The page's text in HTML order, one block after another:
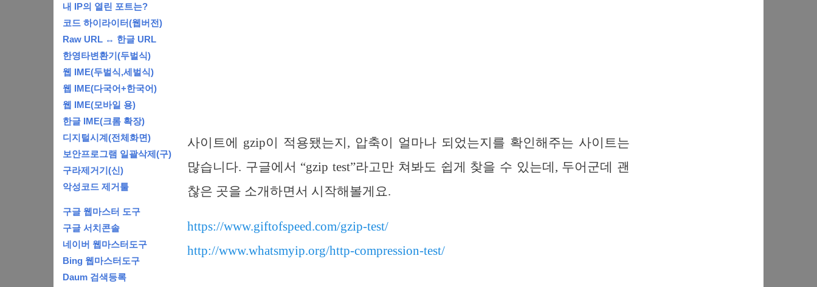
사이트에 gzip이 적용됐는지, 압축이 얼마나 되었는지를 확인해주는 사이트는
많습니다. 구글에서 “gzip test”라고만 쳐봐도 쉽게 찾을 수 있는데, 두어군데 괜
찮은 곳을 소개하면서 시작해볼게요.
https://www.giftofspeed.com/gzip-test/
http://www.whatsmyip.org/http-compression-test/
내 IP의 열린 포트는?
코드 하이라이터(웹버전)
Raw URL ↔ 한글 URL
한영타변환기(두벌식)
웹 IME(두벌식,세벌식)
웹 IME(다국어+한국어)
웹 IME(모바일 용)
한글 IME(크롬 확장)
디지털시계(전체화면)
보안프로그램 일괄삭제(구)
구라제거기(신)
악성코드 제거툴
구글 웹마스터 도구
구글 서치콘솔
네이버 웹마스터도구
Bing 웹마스터도구
Daum 검색등록